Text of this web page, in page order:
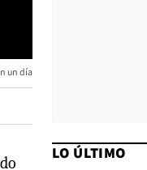
un día
LO ÚLTIMO